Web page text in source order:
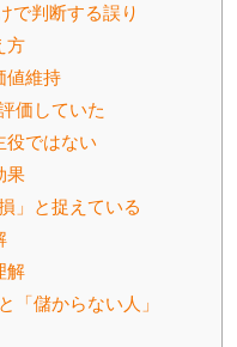
で判断する誤り
方
値維持
価していた
役ではない
果
」と捉えている
解
「儲からない人」